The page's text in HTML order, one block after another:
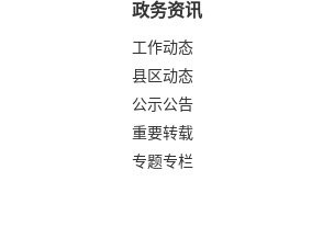
政务资讯
工作动态
县区动态
公示公告
重要转载
专题专栏